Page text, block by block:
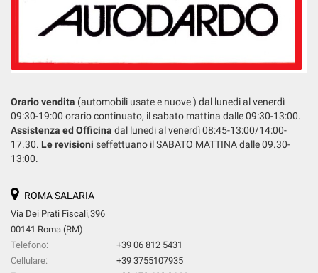
Orario vendita (automobili usate e nuove ) dal lunedi al venerdì
09:30-19:00 orario continuato, il sabato mattina dalle 09:30-13:00.
Assistenza ed Officina dal lunedi al venerdì 08:45-13:00/14:00-
17.30. Le revisioni seffettuano il SABATO MATTINA dalle 09.30-
13:00.
ROMA SALARIA
Via Dei Prati Fiscali,396
00141 Roma (RM)
Telefono:
+39 06 812 5431
Cellulare:
+39 3755107935